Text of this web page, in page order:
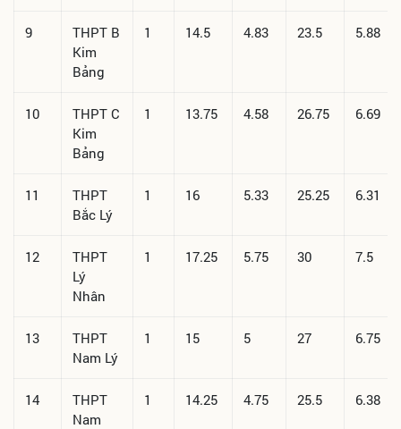
9
THPT B
Kim
Bảng
1 14.5 4.83 23.5 5.88
10
THPT C
Kim
Bảng
1 13.75 4.58 26.75 6.69
11
THPT
Bắc Lý
1 16 5.33 25.25 6.31
12
THPT
Lý
Nhân
1 17.25 5.75 30 7.5
13
THPT
Nam Lý
1 15 5 27 6.75
14
THPT
Nam
1 14.25 4.75 25.5 6.38